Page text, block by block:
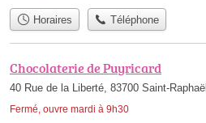
Horaires Téléphone
Chocolaterie de Puyricard
40 Rue de la Liberté, 83700 Saint-Raphaël
Fermé, ouvre mardi à 9h30